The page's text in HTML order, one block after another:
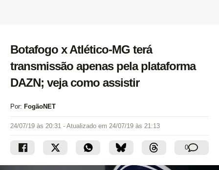
Botafogo x Atlético-MG terá
transmissão apenas pela plataforma
DAZN; veja como assistir
Por: FogãoNET
24/07/19 às 20:31 - Atualizado em 24/07/19 às 21:13
0